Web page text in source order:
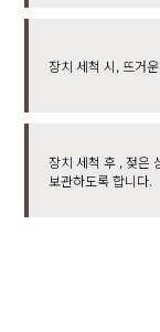
장치 세척 시, 뜨거
장치 세척 후 , 젖은
보관하도록 합니다.